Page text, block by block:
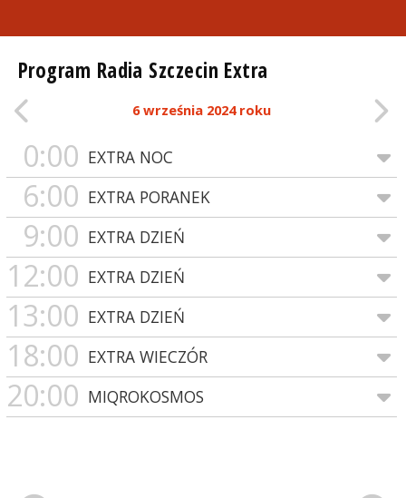
Program Radia Szczecin Extra
6 września 2024 roku
0:00 EXTRA NOC
6:00 EXTRA PORANEK
9:00 EXTRA DZIEŃ
12:00 EXTRA DZIEŃ
13:00 EXTRA DZIEŃ
18:00 EXTRA WIECZÓR
20:00 MIQROKOSMOS